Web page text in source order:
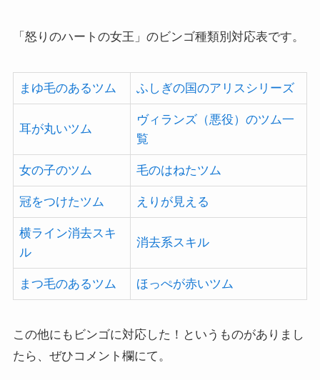
「怒りのハートの女王」のビンゴ種類別対応表です。
まゆ毛のあるツム ふしぎの国のアリスシリーズ
耳が丸いツム
ヴィランズ（悪役）のツム一
覧
女の子のツム 毛のはねたツム
冠をつけたツム えりが見える
横ライン消去スキ
ル
消去系スキル
まつ毛のあるツム ほっぺが赤いツム
この他にもビンゴに対応した！というものがありまし
たら、ぜひコメント欄にて。